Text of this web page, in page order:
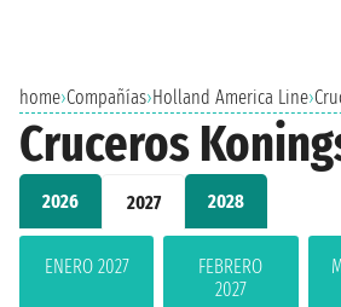
home›Compañías›Holland America Line›
Cruceros
2026 2027 2028
ENERO 2027
FEBRERO
2027